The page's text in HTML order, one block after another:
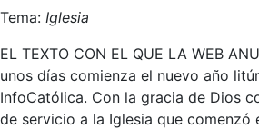
Tema: Iglesia
EL TEXTO CON EL QUE LA WEB
unos días comienza el nuevo año
InfoCatólica. Con la gracia de Dios
de servicio a la Iglesia que comenzó